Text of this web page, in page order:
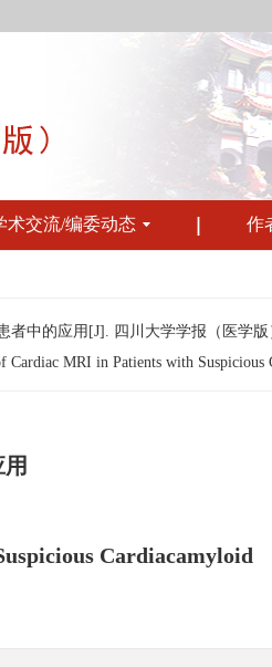
术交流/编委动态 作
中的应用[J]. 四川大学学报（医学版
MRI in Patients with
Cardiacamyloid